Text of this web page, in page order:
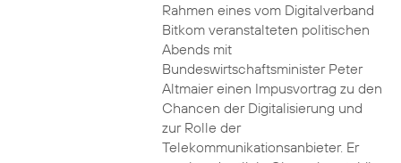
Rahmen eines vom Digitalverband
Bitkom veranstalteten politischen
Abends mit
Bundeswirtschaftsminister Peter
Altmaier einen Impusvortrag zu den
Chancen der Digitalisierung und
zur Rolle der
Telekommunikationsanbieter. Er